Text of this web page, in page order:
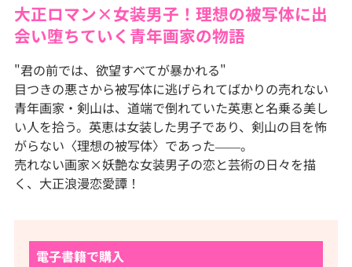
大正ロマン×女装男子！理想の被写体に出
会い堕ちていく青年画家の物語
"君の前では、欲望すべてが暴かれる"
目つきの悪さから被写体に逃げられてばかりの売れない
青年画家・剣山は、道端で倒れていた英恵と名乗る美し
い人を拾う。英恵は女装した男子であり、剣山の目を怖
がらない〈理想の被写体〉であった――。
売れない画家×妖艶な女装男子の恋と芸術の日々を描
く、大正浪漫恋愛譚！
電子書籍で購入